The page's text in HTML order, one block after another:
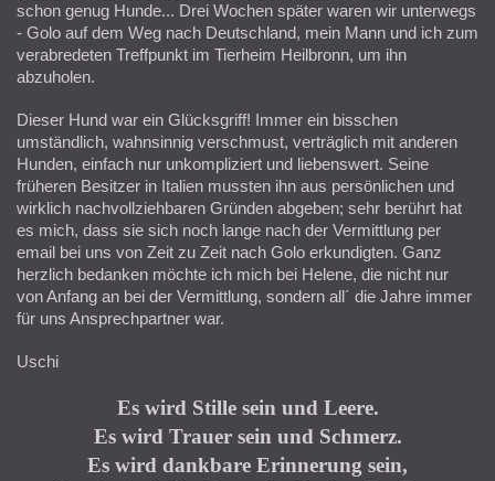
schon genug Hunde... Drei Wochen später waren wir unterwegs
- Golo auf dem Weg nach Deutschland, mein Mann und ich zum
verabredeten Treffpunkt im Tierheim Heilbronn, um ihn
abzuholen.
Dieser Hund war ein Glücksgriff! Immer ein bisschen
umständlich, wahnsinnig verschmust, verträglich mit anderen
Hunden, einfach nur unkompliziert und liebenswert. Seine
früheren Besitzer in Italien mussten ihn aus persönlichen und
wirklich nachvollziehbaren Gründen abgeben; sehr berührt hat
es mich, dass sie sich noch lange nach der Vermittlung per
email bei uns von Zeit zu Zeit nach Golo erkundigten. Ganz
herzlich bedanken möchte ich mich bei Helene, die nicht nur
von Anfang an bei der Vermittlung, sondern all´ die Jahre immer
für uns Ansprechpartner war.
Uschi
Es wird Stille sein und Leere.
Es wird Trauer sein und Schmerz.
Es wird dankbare Erinnerung sein,